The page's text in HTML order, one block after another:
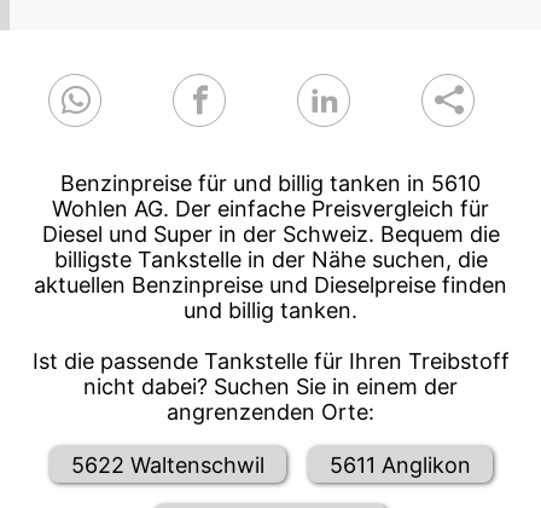
Benzinpreise für und billig tanken in 5610
Wohlen AG. Der einfache Preisvergleich für
Diesel und Super in der Schweiz. Bequem die
billigste Tankstelle in der Nähe suchen, die
aktuellen Benzinpreise und Dieselpreise finden
und billig tanken.
Ist die passende Tankstelle für Ihren Treibstoff
nicht dabei? Suchen Sie in einem der
angrenzenden Orte:
5622 Waltenschwil 5611 Anglikon